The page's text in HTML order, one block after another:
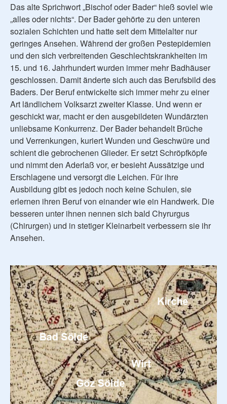
Das alte Sprichwort „Bischof oder Bader“ hieß soviel wie
„alles oder nichts“. Der Bader gehörte zu den unteren
sozialen Schichten und hatte seit dem Mittelalter nur
geringes Ansehen. Während der großen Pestepidemien
und den sich verbreitenden Geschlechtskrankheiten im
15. und 16. Jahrhundert wurden immer mehr Badhäuser
geschlossen. Damit änderte sich auch das Berufsbild des
Baders. Der Beruf entwickelte sich immer mehr zu einer
Art ländlichem Volksarzt zweiter Klasse. Und wenn er
geschickt war, macht er den ausgebildeten Wundärzten
unliebsame Konkurrenz. Der Bader behandelt Brüche
und Verrenkungen, kuriert Wunden und Geschwüre und
schient die gebrochenen Glieder. Er setzt Schröpfköpfe
und nimmt den Aderlaß vor, er besieht Aussätzige und
Erschlagene und versorgt die Leichen. Für ihre
Ausbildung gibt es jedoch noch keine Schulen, sie
erlernen ihren Beruf von einander wie ein Handwerk. Die
besseren unter ihnen nennen sich bald Chyrurgus
(Chirurgen) und in stetiger Kleinarbeit verbessern sie ihr
Ansehen.